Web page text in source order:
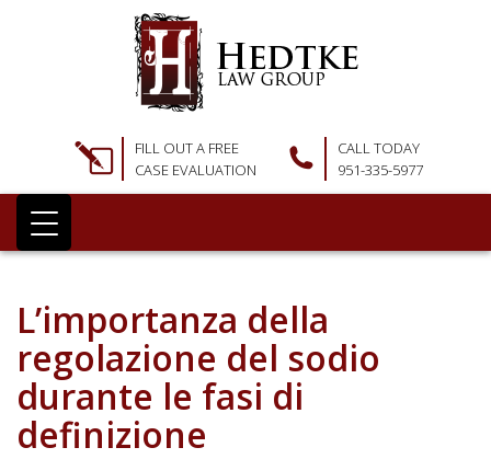
FILL OUT A FREE
CASE EVALUATION
CALL TODAY
951-335-5977
L’importanza della
regolazione del sodio
durante le fasi di
definizione